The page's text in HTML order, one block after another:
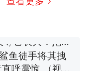
鱼徒手将其拽
呼震惊 （视频